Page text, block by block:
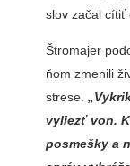
slov začal cítiť
Štromajer
ňom zmenili
strese.
vyliezť von.
posmešky a